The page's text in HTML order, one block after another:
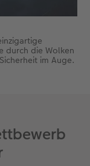
durch die Wolken
im Auge.